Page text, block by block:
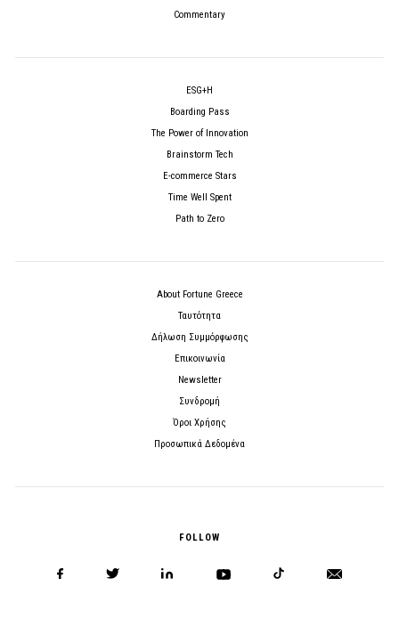
Commentary
ESG+H
Boarding Pass
The Power of Innovation
Brainstorm Tech
E-commerce Stars
Time Well Spent
Path to Zero
About Fortune Greece
Ταυτότητα
Δήλωση Συμμόρφωσης
Επικοινωνία
Newsletter
Συνδρομή
Όροι Χρήσης
Προσωπικά Δεδομένα
FOLLOW